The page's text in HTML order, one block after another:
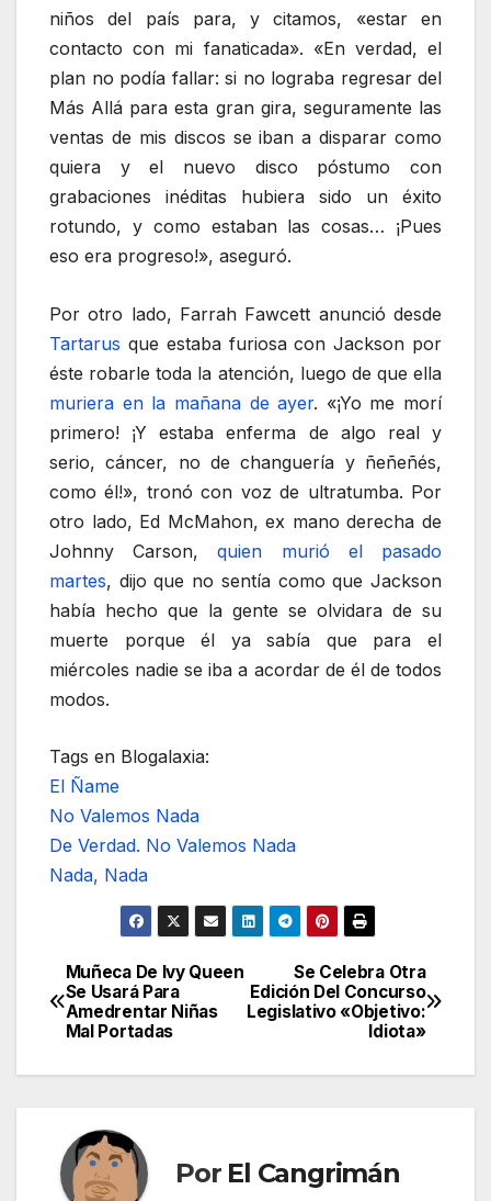
niños del país para, y citamos, «estar en
contacto con mi fanaticada». «En verdad, el
plan no podía fallar: si no lograba regresar del
Más Allá para esta gran gira, seguramente las
ventas de mis discos se iban a disparar como
quiera y el nuevo disco póstumo con
grabaciones inéditas hubiera sido un éxito
rotundo, y como estaban las cosas… ¡Pues
eso era progreso!», aseguró.
Por otro lado, Farrah Fawcett anunció desde
Tartarus que estaba furiosa con Jackson por
éste robarle toda la atención, luego de que ella
muriera en la mañana de ayer. «¡Yo me morí
primero! ¡Y estaba enferma de algo real y
serio, cáncer, no de changuería y ñeñeñés,
como él!», tronó con voz de ultratumba. Por
otro lado, Ed McMahon, ex mano derecha de
Johnny Carson,quien murió el pasado
martes, dijo que no sentía como que Jackson
había hecho que la gente se olvidara de su
muerte porque él ya sabía que para el
miércoles nadie se iba a acordar de él de todos
modos.
Tags en Blogalaxia:
El Ñame
No Valemos Nada
De Verdad. No Valemos Nada
Nada, Nada
Navegación
de
entradas
Se Celebra Otra
Edición Del Concurso
Legislativo «Objetivo:
Idiota»
Muñeca De Ivy Queen
Se Usará Para
Amedrentar Niñas
Mal Portadas
Por El Cangrimán